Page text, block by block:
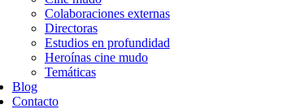
Colaboraciones externas
Directoras
Estudios en profundidad
Heroínas cine mudo
Temáticas
Blog
Contacto